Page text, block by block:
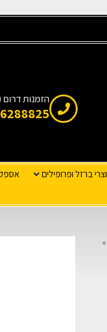
הזמנות
ברזל ופרופילים